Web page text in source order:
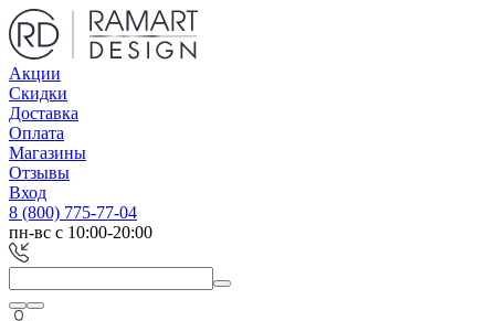
Акции
Скидки
Доставка
Оплата
Магазины
Отзывы
Вход
8 (800) 775-77-04
пн-вс с 10:00-20:00